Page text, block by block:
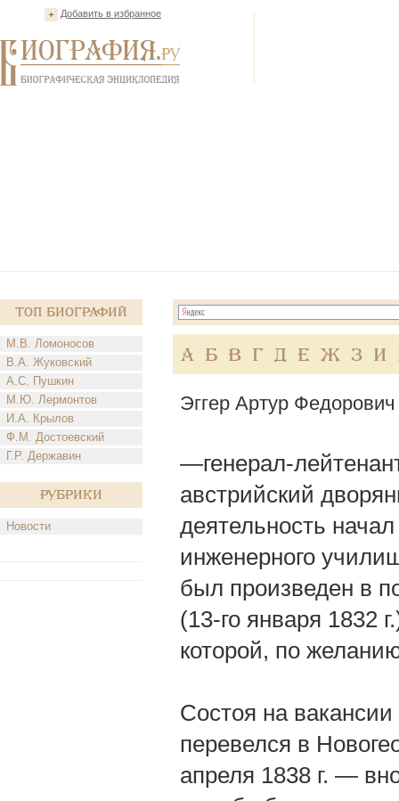
Добавить в избранное
Топ Биографий
М.В. Ломоносов
В.А. Жуковский
А.С. Пушкин
М.Ю. Лермонтов
И.А. Крылов
Ф.М. Достоевский
Г.Р. Державин
Рубрики
Новости
А Б В Г Д Е Ж З И
Эггер Артур Федорович
—генерал-
австрийский
деятельность
инженерного
был произведен в
(13-го января 1832
которой, по
Состоя на
перевелся в
апреля 1838 г. —